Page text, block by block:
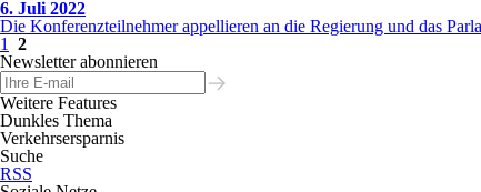
6. Juli 2022
Die Konferenzteilnehmer appellieren an die Regierung und das
1
2
Newsletter abonnieren
Weitere Features
Dunkles Thema
Verkehrsersparnis
Suche
RSS